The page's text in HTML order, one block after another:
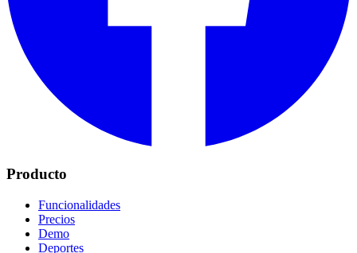
Producto
Funcionalidades
Precios
Demo
Deportes